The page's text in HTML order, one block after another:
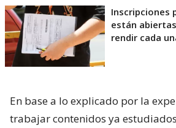
Inscripciones
están
rendir cada
En base a lo explicado por la
trabajar contenidos ya